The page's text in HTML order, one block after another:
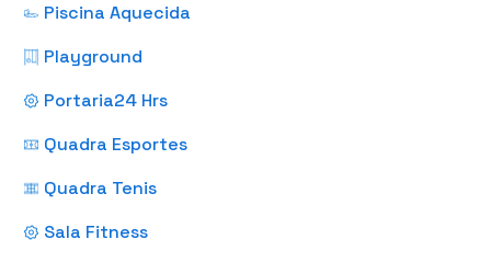
Piscina Aquecida
Playground
Portaria24 Hrs
Quadra Esportes
Quadra Tenis
Sala Fitness